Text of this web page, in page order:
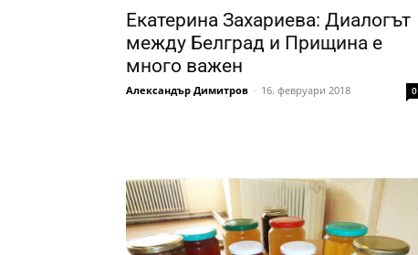
Екатерина Захариева: Диалогът
между Белград и Прищина е
много важен
Александър Димитров - 16. февруари 2018 0